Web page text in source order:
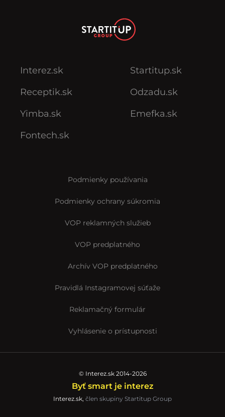
Interez.sk
Receptik.sk
Yimba.sk
Fontech.sk
Startitup.sk
Odzadu.sk
Emefka.sk
Podmienky používania
Podmienky ochrany súkromia
VOP reklamných služieb
VOP predplatného
Archív VOP predplatného
Pravidlá Instagramovej súťaže
Reklamačný formulár
Vyhlásenie o prístupnosti
© Interez.sk 2014-2026
Byť smart je interez
Interez.sk, člen skupiny Startitup Group